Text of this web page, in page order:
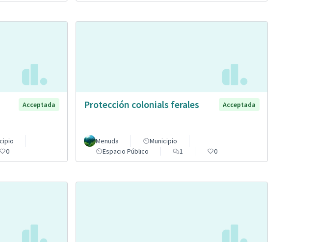
Acceptada
0
Protección colonials ferales Acceptada
Menuda
Municipio
Espacio Público
1 0